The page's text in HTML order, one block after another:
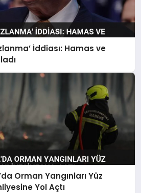
İddiası: Hamas ve
Orman Yangınları Yüz
Yol Açtı